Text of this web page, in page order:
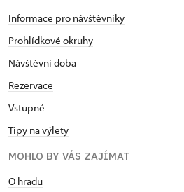
Informace pro návštěvníky
Prohlídkové okruhy
Návštěvní doba
Rezervace
Vstupné
Tipy na výlety
MOHLO BY VÁS ZAJÍMAT
O hradu